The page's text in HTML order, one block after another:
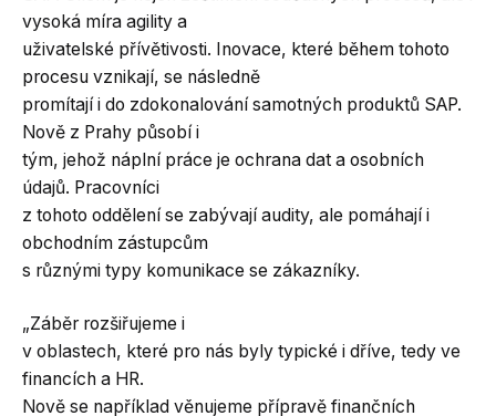
vysoká míra agility a
uživatelské přívětivosti. Inovace, které během tohoto
procesu vznikají, se následně
promítají i do zdokonalování samotných produktů SAP.
Nově z Prahy působí i
tým, jehož náplní práce je ochrana dat a osobních
údajů. Pracovníci
z tohoto oddělení se zabývají audity, ale pomáhají i
obchodním zástupcům
s různými typy komunikace se zákazníky.
„Záběr rozšiřujeme i
v oblastech, které pro nás byly typické i dříve, tedy ve
financích a HR.
Nově se například věnujeme přípravě finančních